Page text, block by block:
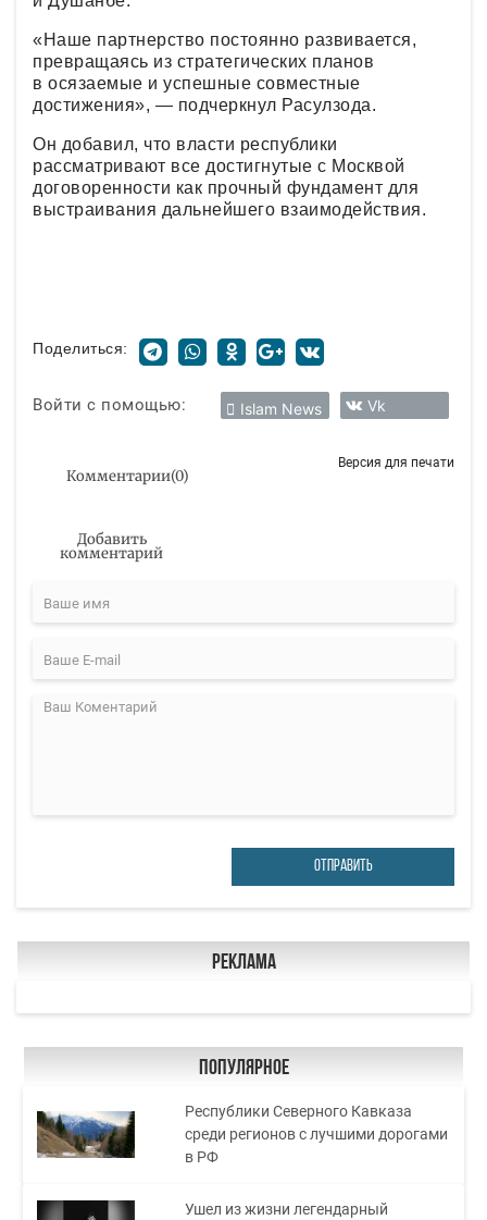
«Наше партнерство постоянно развивается,
превращаясь из стратегических планов
в осязаемые и успешные совместные
достижения», — подчеркнул Расулзода.
Он добавил, что власти республики
рассматривают все достигнутые с Москвой
договоренности как прочный фундамент для
выстраивания дальнейшего взаимодействия.
Поделиться:
Войти с помощью: Islam News Vk
Комментарии(0)
Версия для печати
Добавить
комментарий
ОТПРАВИТЬ
Реклама
Популярное
Республики Северного Кавказа
среди регионов с лучшими дорогами
в РФ
Ушел из жизни легендарный